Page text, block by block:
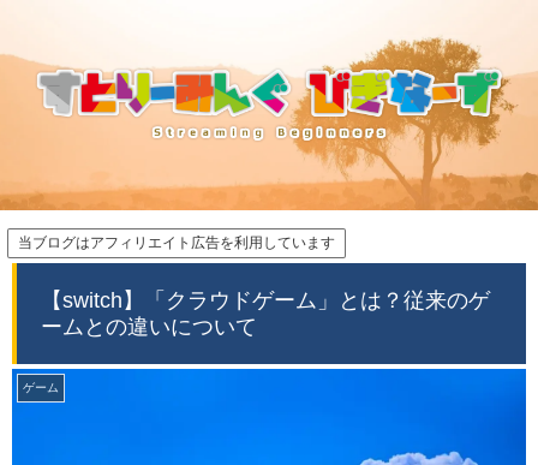
当ブログはアフィリエイト広告を利用しています
【switch】「クラウドゲーム」とは？従来のゲ
ームとの違いについて
ゲーム